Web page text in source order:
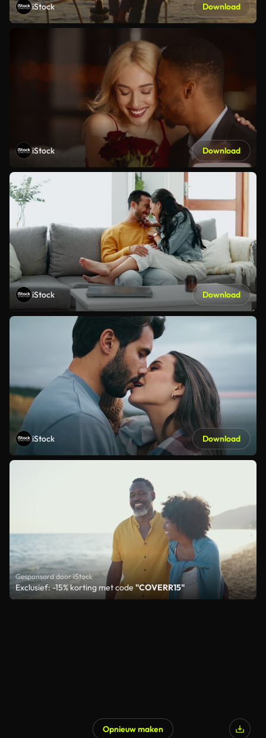
iStock Download
iStock Download
iStock Download
iStock Download
Gesponsord door iStock
Exclusief: -15% korting met code "COVERR15"
Opnieuw maken